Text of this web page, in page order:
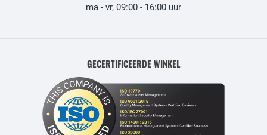
ma - vr, 09:00 - 16:00 uur
GECERTIFICEERDE WINKEL